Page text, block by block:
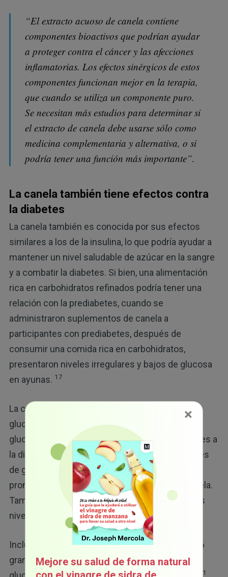
“El extracto acuoso de canela contiene
componentes bioactivos que podrían ayudar
a proteger contra el cáncer y las afecciones
inflamatorias. Los efectos sinérgicos de estos
componentes funcionan mejor en la terapia,
que cuando se utiliza un componente puro.
Se necesitan más estudios para determinar si
el extracto de canela debe usarse sólo como
medicina complementaria y alternativa, o si
podría tener una función más importante”.
La canela también tiene efectos contra
la diabetes
La canela también es conocida por sus efectos
similares a los de la insulina, lo que podría ayudar a
mantener un nivel saludable de azúcar en la sangre
y a combatir la diabetes. Si bien, una alimentación
rica en carbohidratos refinados podría tener una
relación con la prediabetes, cuando se
administraron suplementos de canela a
participantes con prediabetes, después de
consumir una comida rica en carbohidratos,
presentaron niveles irregulares y bajos de glucosa
en ayunas. 17
La canela ayudó a disminuir los niveles altos de
glucosa en la sangre, mejoró la tolerancia a la
glucosa y ralentizó la progresión de la prediabetes a
la diabetes tipo 2.18,19En otro estudio, los niveles
de glucosa en la sangre disminuyeron en un
promedio de 15.95 después de beber té de canela.
También disminuyeron de forma significativa los
niveles de A1C y los triglicéridos.20
Incluso entre personas sanas, consumir de 3 a 6
gramos de canela al día, mejoró los niveles de
21
×
Mejore su salud de forma natural